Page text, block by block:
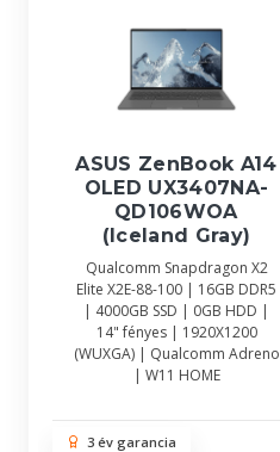
ASUS ZenBook A14
OLED UX3407NA-
QD106WOA
(Iceland Gray)
Qualcomm Snapdragon X2
Elite X2E-88-100 | 16GB DDR5
| 4000GB SSD | 0GB HDD |
14" fényes | 1920X1200
(WUXGA) | Qualcomm Adreno
| W11 HOME
3 év garancia